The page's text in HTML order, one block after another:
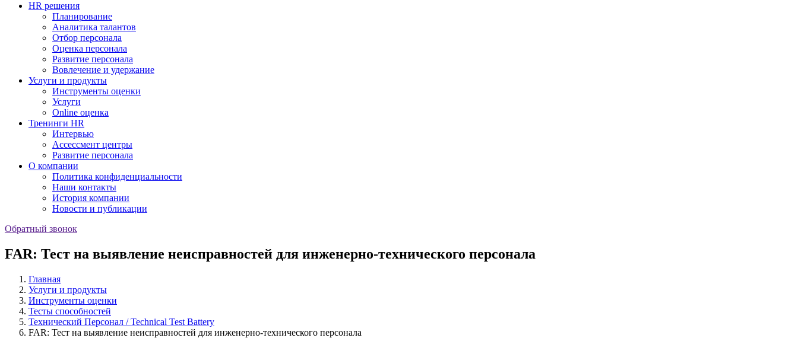
HR решения
Планирование
Аналитика талантов
Отбор персонала
Оценка персонала
Развитие персонала
Вовлечение и удержание
Услуги и продукты
Инструменты оценки
Услуги
Online оценка
Тренинги HR
Интервью
Ассессмент центры
Развитие персонала
О компании
Политика конфиденциальности
Наши контакты
История компании
Новости и публикации
Обратный звонок
FAR: Тест на выявление неисправностей для инженерно-технического персонала
Главная
Услуги и продукты
Инструменты оценки
Тесты способностей
Технический Персонал / Technical Test Battery
FAR: Тест на выявление неисправностей для инженерно-технического персонала